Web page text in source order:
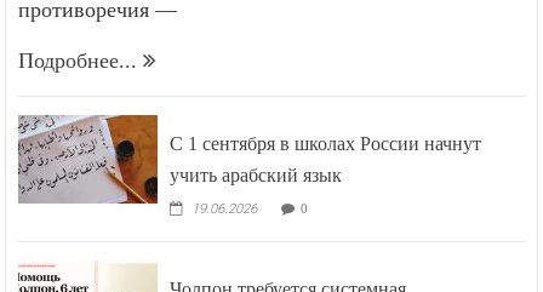
С 1 сентября в школах России начнут
учить арабский язык